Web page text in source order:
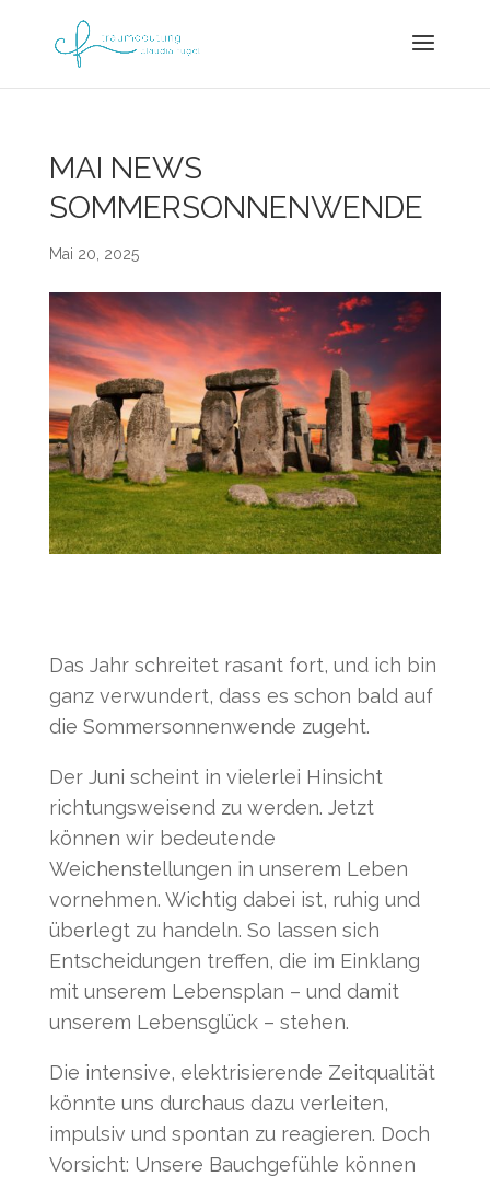
MAI NEWS
SOMMERSONNENWENDE
Mai 20, 2025
Das Jahr schreitet rasant fort, und ich bin
ganz verwundert, dass es schon bald auf
die Sommersonnenwende zugeht.
Der Juni scheint in vielerlei Hinsicht
richtungsweisend zu werden. Jetzt
können wir bedeutende
Weichenstellungen in unserem Leben
vornehmen. Wichtig dabei ist, ruhig und
überlegt zu handeln. So lassen sich
Entscheidungen treffen, die im Einklang
mit unserem Lebensplan – und damit
unserem Lebensglück – stehen.
Die intensive, elektrisierende Zeitqualität
könnte uns durchaus dazu verleiten,
impulsiv und spontan zu reagieren. Doch
Vorsicht: Unsere Bauchgefühle können